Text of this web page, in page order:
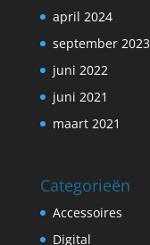
april 2024
september 2023
juni 2022
juni 2021
maart 2021
Categorieën
Accessoires
Digital